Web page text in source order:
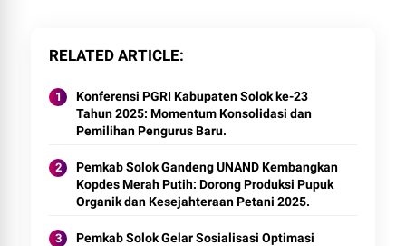
RELATED ARTICLE
Konferensi PGRI Kabupaten Solok ke-23
Tahun 2025: Momentum Konsolidasi dan
Pemilihan Pengurus Baru.
Pemkab Solok Gandeng UNAND Kembangkan
Kopdes Merah Putih: Dorong Produksi Pupuk
Organik dan Kesejahteraan Petani 2025.
Pemkab Solok Gelar Sosialisasi Optimasi